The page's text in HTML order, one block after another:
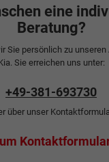
eine
Beratung?
Sie persönlich zu unseren
Sie erreichen uns unter:
+49-381-693730
über unser